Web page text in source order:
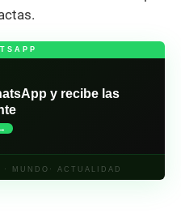
y recibe las
MUNDO· ACTUALIDAD